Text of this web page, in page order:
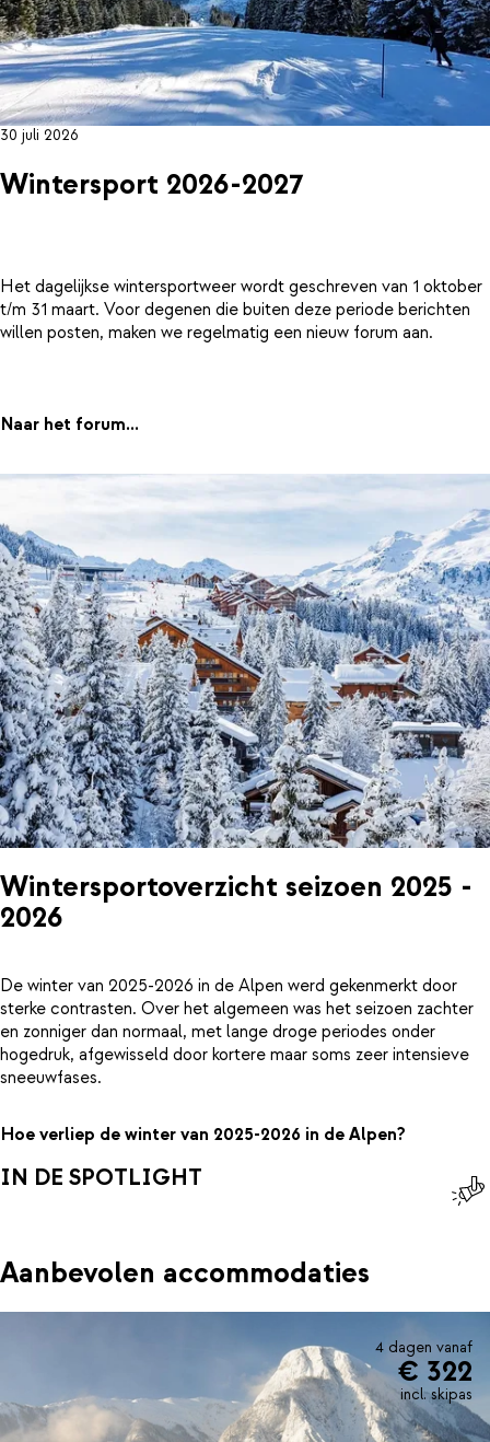
30 juli 2026
Wintersport 2026-2027
Het dagelijkse wintersportweer wordt geschreven van 1 oktober
t/m 31 maart. Voor degenen die buiten deze periode berichten
willen posten, maken we regelmatig een nieuw forum aan.
Naar het forum...
Wintersportoverzicht seizoen 2025 -
2026
De winter van 2025-2026 in de Alpen werd gekenmerkt door
sterke contrasten. Over het algemeen was het seizoen zachter
en zonniger dan normaal, met lange droge periodes onder
hogedruk, afgewisseld door kortere maar soms zeer intensieve
sneeuwfases.
Hoe verliep de winter van 2025-2026 in de Alpen?
IN DE SPOTLIGHT
Aanbevolen accommodaties
4 dagen vanaf
€ 322
incl. skipas